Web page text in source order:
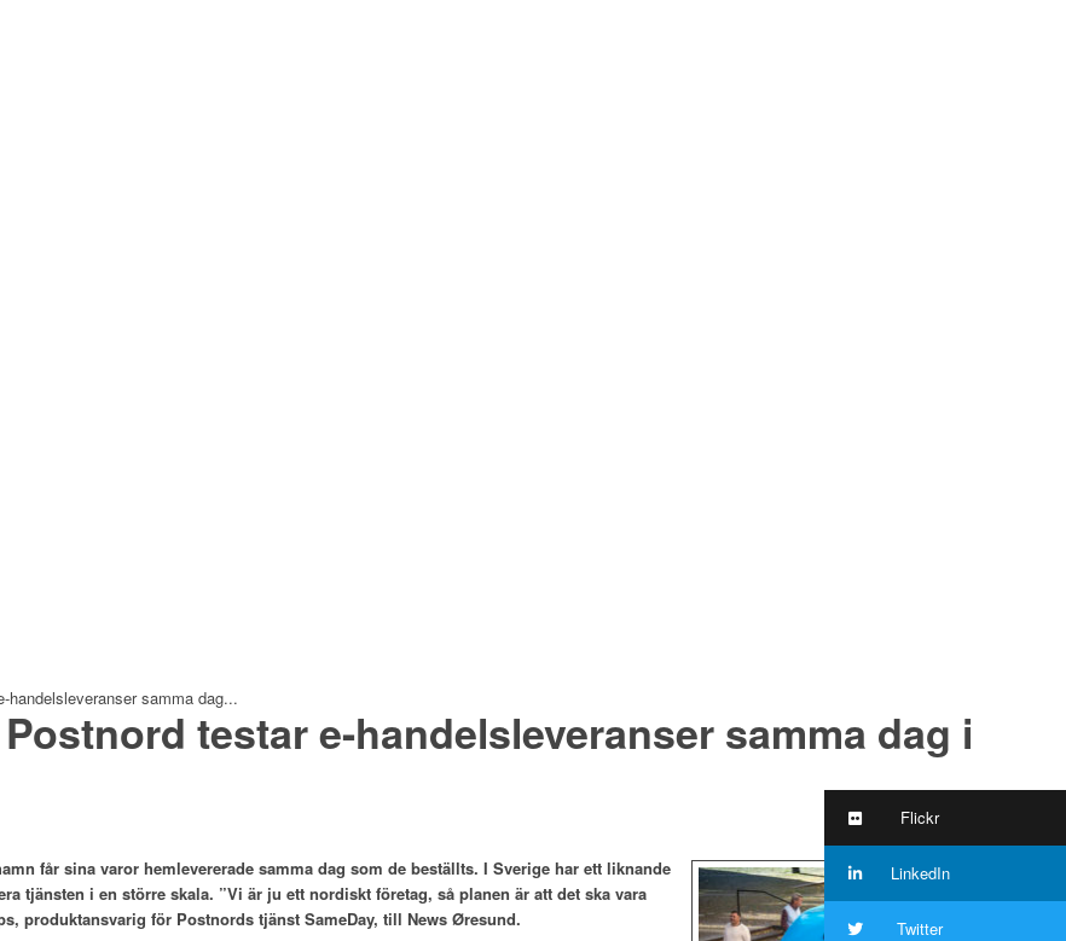
samma dag...
testar e-handelsleveranser samma dag i
får sina varor hemlevererade samma dag som de beställts. I Sverige har ett liknande
tjänsten i en större skala. ”Vi är ju ett nordiskt företag, så planen är att det ska vara
produktansvarig för Postnords tjänst SameDay, till News Øresund.
Flickr
LinkedIn
Twitter